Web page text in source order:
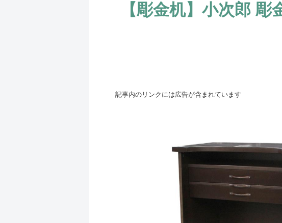
【彫金机】小次郎
記事内のリンクには広告が含まれています